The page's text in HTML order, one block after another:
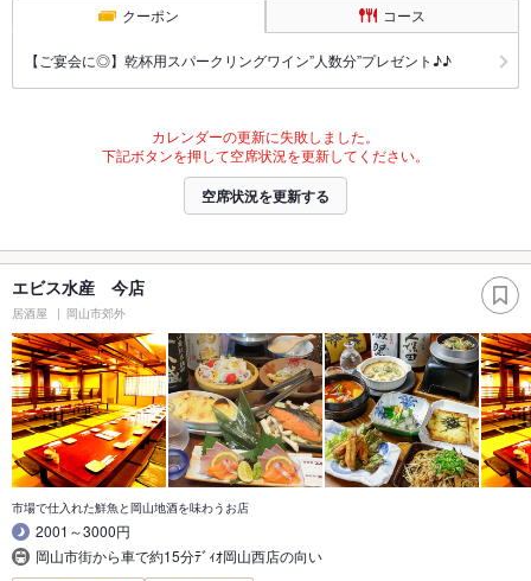
クーポン コース
【ご宴会に◎】乾杯用スパークリングワイン”人数分”プレゼント♪♪
カレンダーの更新に失敗しました。
下記ボタンを押して空席状況を更新してください。
空席状況を更新する
エビス水産 今店
居酒屋 岡山市郊外
市場で仕入れた鮮魚と岡山地酒を味わうお店
2001～3000円
岡山市街から車で約15分ﾃﾞｨｵ岡山西店の向い